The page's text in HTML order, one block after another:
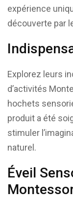
expérience
découverte par
Explorez leurs
d’activités
hochets
produit a été
stimuler
naturel.
Éveil